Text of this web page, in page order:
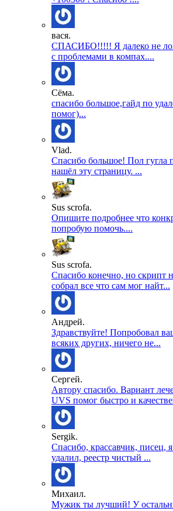
вася.
СПАСИБО!!!!! Я далеко не
с проблемами в компах....
Сёма.
спасибо большое,гайд по
помог)...
Vlad.
Спасибо большое! Пол гугла
нашёл эту страницу. ...
Sus scrofa.
Опишите подробнее что
попробую помочь....
Sus scrofa.
Спасибо конечно, но скрипт
собрал все что сам мог найт...
Андрей.
Здравствуйте! Попробовал
всяких других, ничего не...
Сергей.
Автору спасибо. Вариант
UVS помог быстро и
Sergik.
Спасибо, крассавчик, писец,
удалил, реестр чистый ...
Михаил.
Мужик ты лучший! У